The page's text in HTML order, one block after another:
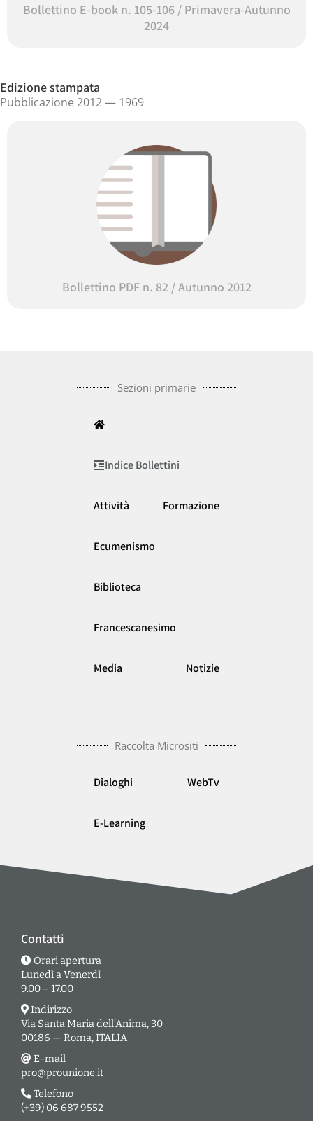
Bollettino E-book n. 105-106 / Primavera-Autunno
2024
Edizione stampata
Pubblicazione 2012 — 1969
Bollettino PDF n. 82 / Autunno 2012
Sezioni primarie
Indice Bollettini
Attività Formazione
Ecumenismo
Biblioteca
Francescanesimo
Media Notizie
Raccolta Micrositi
Dialoghi WebTv
E-Learning
Contatti
Orari apertura
Lunedì a Venerdì
9.00 – 17.00
Indirizzo
Via Santa Maria dell’Anima, 30
00186 — Roma, ITALIA
E-mail
pro@prounione.it
Telefono
(+39) 06 687 9552